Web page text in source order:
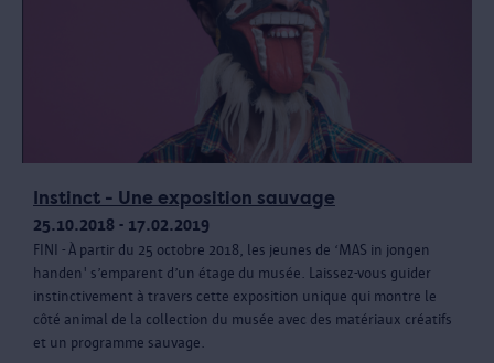
Instinct - Une exposition sauvage
25.10.2018 - 17.02.2019
FINI - À partir du 25 octobre 2018, les jeunes de ‘MAS in jongen
handen' s’emparent d’un étage du musée. Laissez-vous guider
instinctivement à travers cette exposition unique qui montre le
côté animal de la collection du musée avec des matériaux créatifs
et un programme sauvage.